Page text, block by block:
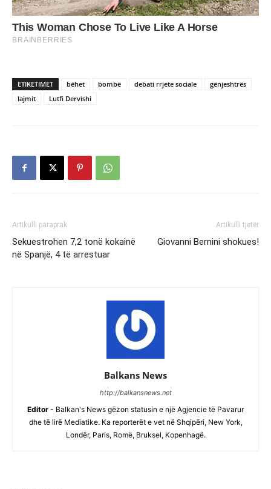
ETIKETIMET bëhet bombë debati rrjete sociale
gënjeshtrës
lajmit
Lutfi Dervishi
Artikulli paraprak
Sekuestrohen 7,2 tonë kokainë
në Spanjë, 4 të arrestuar
Artikulli tjetër
Giovanni Bernini shokues!
Balkans News
http://balkansnews.net
Editor - Balkan's News gëzon statusin e një Agjencie të Pavarur
dhe të lirë Mediatike. Ka reporterët e vet në Shqipëri, New York,
Londër, Paris, Romë, Bruksel, Kopenhagë.